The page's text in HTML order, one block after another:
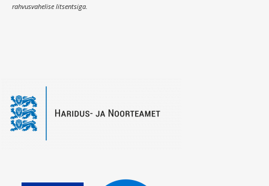
rahvusvahelise litsentsiga.